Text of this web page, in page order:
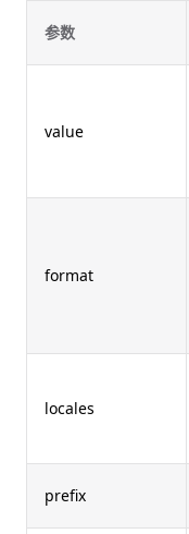
参数
value
format
locales
prefix